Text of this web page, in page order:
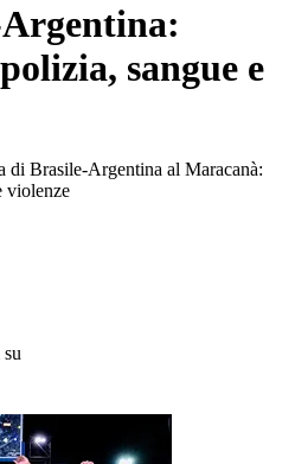
sangue e
di Brasile-Argentina al Maracanà:
violenze